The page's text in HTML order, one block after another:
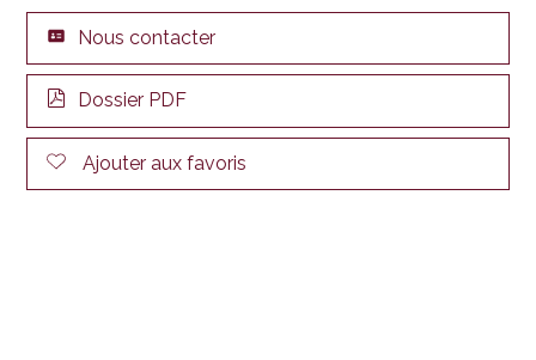
Nous contacter
Dossier PDF
Ajouter aux favoris